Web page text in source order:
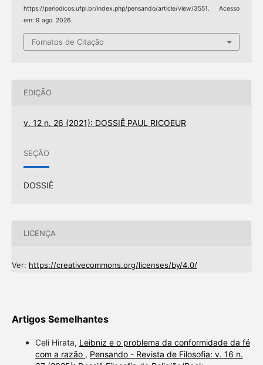
https://periodicos.ufpi.br/index.php/pensando/article/view/3551. Acesso
em: 9 ago. 2026.
Fomatos de Citação
EDIÇÃO
v. 12 n. 26 (2021): DOSSIÊ PAUL RICOEUR
SEÇÃO
DOSSIÊ
LICENÇA
Ver: https://creativecommons.org/licenses/by/4.0/
Artigos Semelhantes
Celi Hirata, Leibniz e o problema da conformidade da fé
com a razão , Pensando - Revista de Filosofia: v. 16 n.